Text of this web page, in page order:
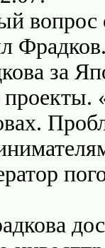
за
проекты.